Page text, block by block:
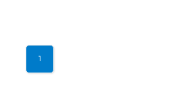
1